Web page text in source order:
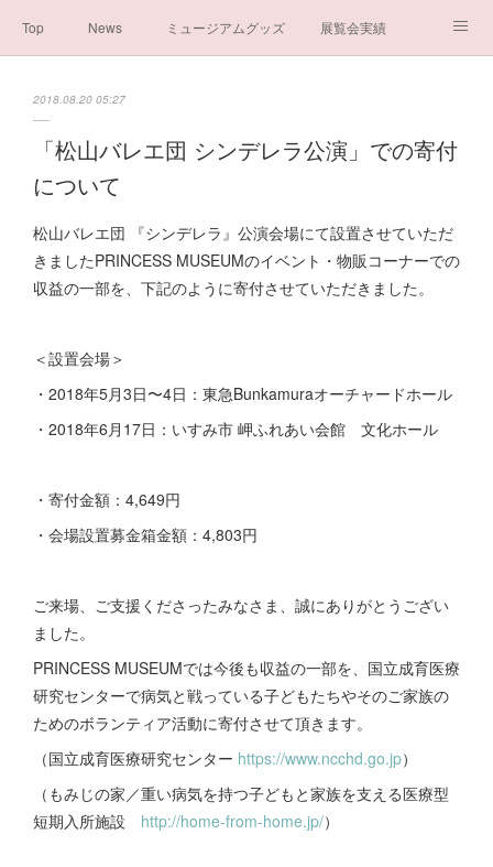
Top News ミュージアムグッズ 展覧会実績
お問い合わせ
2018.08.20 05:27
「松山バレエ団 シンデレラ公演」での寄付
について
松山バレエ団 『シンデレラ』公演会場にて設置させていただ
きましたPRINCESS MUSEUMのイベント・物販コーナーでの
収益の一部を、下記のように寄付させていただきました。
＜設置会場＞
・2018年5月3日〜4日：東急Bunkamuraオーチャードホール
・2018年6月17日：いすみ市 岬ふれあい会館 文化ホール
・寄付金額：4,649円
・会場設置募金箱金額：4,803円
ご来場、ご支援くださったみなさま、誠にありがとうござい
ました。
PRINCESS MUSEUMでは今後も収益の一部を、国立成育医療
研究センターで病気と戦っている子どもたちやそのご家族の
ためのボランティア活動に寄付させて頂きます。
（国立成育医療研究センター https://www.ncchd.go.jp）
（もみじの家／重い病気を持つ子どもと家族を支える医療型
短期入所施設 http://home-from-home.jp/）